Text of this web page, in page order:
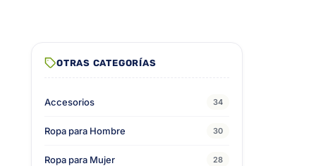
OTRAS CATEGORÍAS
Accesorios 34
Ropa para Hombre 30
Ropa para Mujer 28